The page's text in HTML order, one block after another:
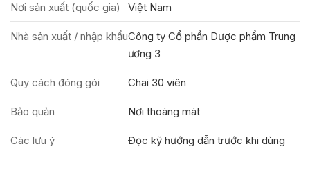
Nơi sản xuất (quốc gia) Việt Nam
Nhà sản xuất / nhập khẩuCông ty Cổ phần Dược phẩm Trung
ương 3
Quy cách đóng gói Chai 30 viên
Bảo quản Nơi thoáng mát
Các lưu ý Đọc kỹ hướng dẫn trước khi dùng